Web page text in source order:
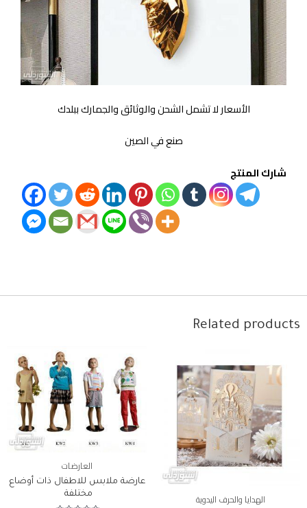
الأسعار لا تشمل الشحن والوثائق والجمارك ببلدك
صنع في الصين
شارك المنتج
Related products
الهدايا والحرف اليدوية
العارضات
عارضة ملابس للاطفال ذات أوضاع
مختلفة